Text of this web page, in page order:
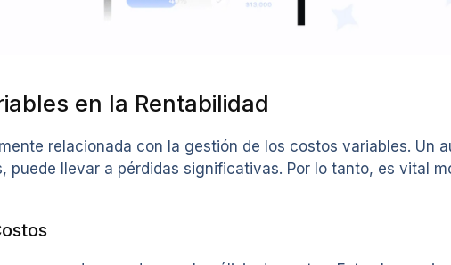
en la Rentabilidad
relacionada con la gestión de los costos variables. Un
puede llevar a pérdidas significativas. Por lo tanto, es vital